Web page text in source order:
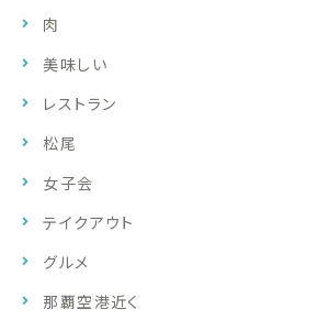
肉
美味しい
レストラン
松尾
女子会
テイクアウト
グルメ
那覇空港近く